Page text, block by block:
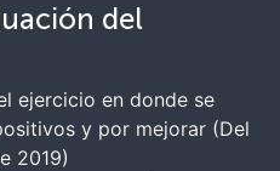
del
ejercicio en donde se
y por mejorar (Del
2019)